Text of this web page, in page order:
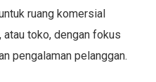
ruang komersial
toko, dengan fokus
pengalaman pelanggan.